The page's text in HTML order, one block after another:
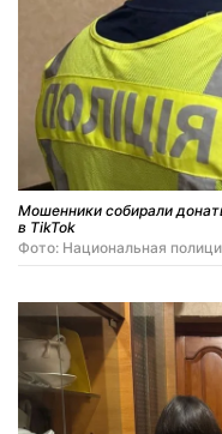
Мошенники собирали
в TikTok
Фото: Национальная